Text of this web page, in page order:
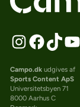
Campo.dkudgives af
Sports Content ApS
Universitetsbyen 71
8000 Aarhus C